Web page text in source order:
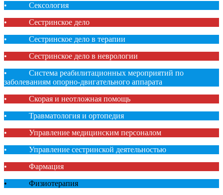
• Сексология
• Сестринское дело
• Сестринское дело в терапии
• Сестринское дело в неврологии
• Система реабилитационных мероприятий по
заболеваниям опорно-двигательного аппарата
• Скорая и неотложная помощь
• Травматология и ортопедия
• Управление медицинским персоналом
• Управление сестринской деятельностью
• Фармация
• Физиотерапия